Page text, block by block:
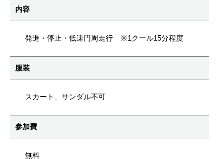
内容
発進・停止・低速円周走行 ※1クール15分程度
服装
スカート、サンダル不可
参加費
無料